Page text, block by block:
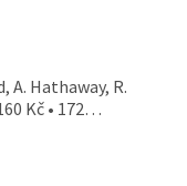
A. Hathaway, R.
Kč • 172…